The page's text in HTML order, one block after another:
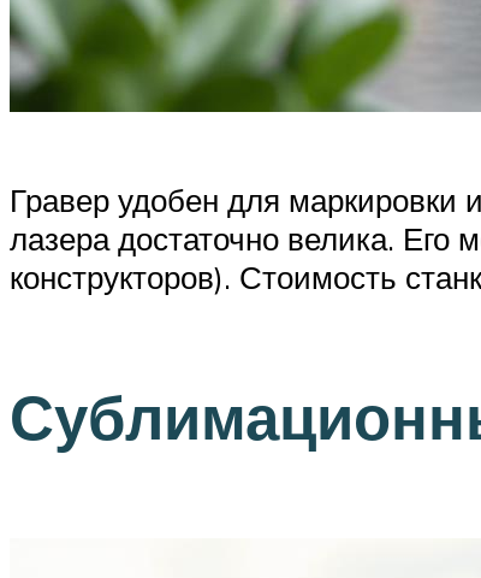
Гравер удобен для
лазера достаточно велика. Его
конструкторов). Стоимость